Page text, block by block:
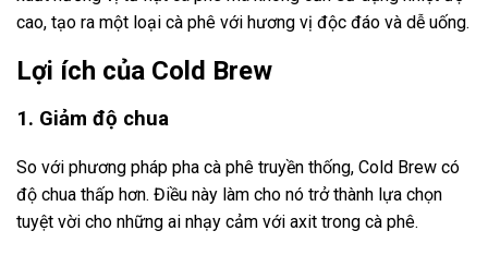
cao, tạo ra một loại cà phê với hương vị độc đáo và dễ uống.
Lợi ích của Cold Brew
1. Giảm độ chua
So với phương pháp pha cà phê truyền thống, Cold Brew có
độ chua thấp hơn. Điều này làm cho nó trở thành lựa chọn
tuyệt vời cho những ai nhạy cảm với axit trong cà phê.